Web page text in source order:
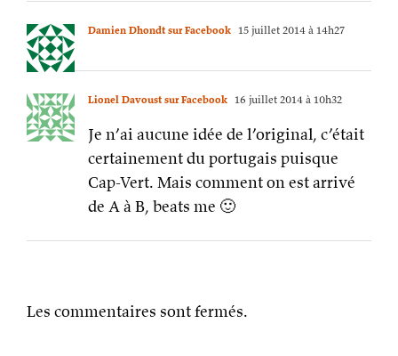
Damien Dhondt sur Facebook 15 juillet 2014 à 14h27
Lionel Davoust sur Facebook 16 juillet 2014 à 10h32
Je n’ai aucune idée de l’original, c’était
certainement du portugais puisque
Cap-Vert. Mais comment on est arrivé
de A à B, beats me 🙂
Les commentaires sont fermés.